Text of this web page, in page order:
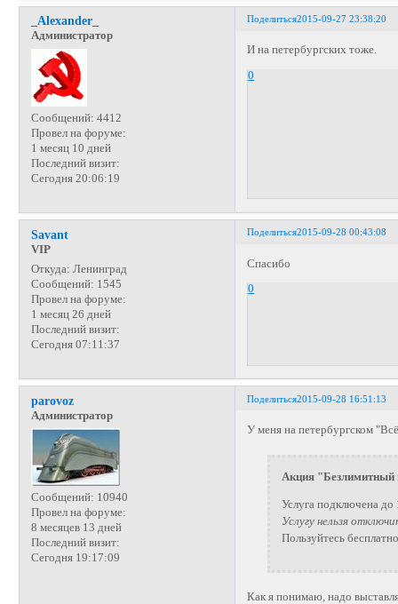
Поделиться2015-09-27 23:38:20
_Alexander_
Администратор
Сообщений: 4412
Провел на форуме:
1 месяц 10 дней
Последний визит:
Сегодня 20:06:19
И на петербургских тоже.
0
Поделиться2015-09-28 00:43:08
Savant
VIP
Откуда: Ленинград
Сообщений: 1545
Провел на форуме:
1 месяц 26 дней
Последний визит:
Сегодня 07:11:37
Спасибо
0
Поделиться2015-09-28 16:51:13
parovoz
Администратор
Сообщений: 10940
Провел на форуме:
8 месяцев 13 дней
Последний визит:
Сегодня 19:17:09
У меня на петербургском
Акция "Безлимитный
Услуга подключена до
Услугу нельзя
Пользуйтесь
Как я понимаю, надо